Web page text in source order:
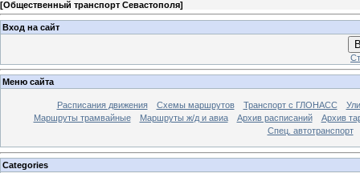
[Общественный транспорт Севастополя]
Вход на сайт
Меню сайта
Расписания движения Схемы маршрутов Транспорт с ГЛОНАСС
Маршруты трамвайные
Маршруты ж/д и авиа Архив расписаний
Архив
Спец. автотранспорт
Categories